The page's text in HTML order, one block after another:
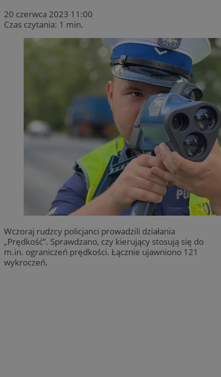
20 czerwca 2023 11:00
Czas czytania: 1 min.
Wczoraj rudzcy policjanci prowadzili działania
„Prędkość”. Sprawdzano, czy kierujący stosują się do
m.in. ograniczeń prędkości. Łącznie ujawniono 121
wykroczeń.